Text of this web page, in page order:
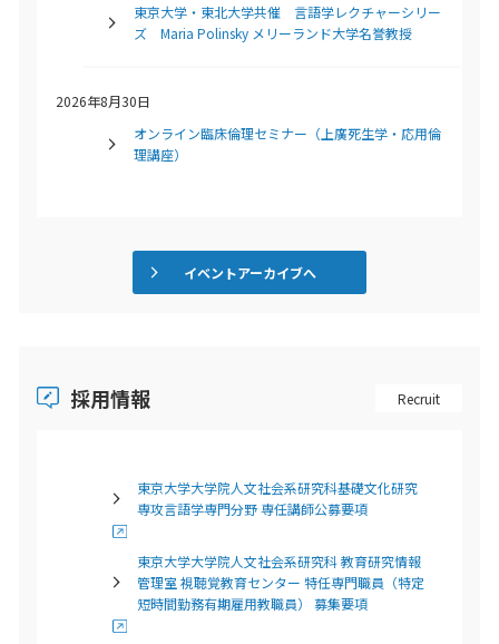
東京大学・東北大学共催 言語学レクチャーシリー
ズ Maria Polinsky メリーランド大学名誉教授
2026年8月30日
オンライン臨床倫理セミナー（上廣死生学・応用倫
理講座）
イベントアーカイブへ
採用情報 Recruit
東京大学大学院人文社会系研究科基礎文化研究
専攻言語学専門分野 専任講師公募要項
東京大学大学院人文社会系研究科 教育研究情報
管理室 視聴覚教育センター 特任専門職員（特定
短時間勤務有期雇用教職員） 募集要項